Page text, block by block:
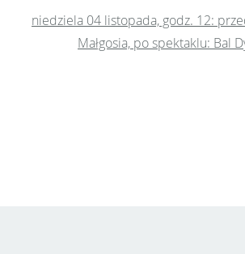
niedziela 04 listopada, godz. 12:
Małgosia, po spektaklu: Bal